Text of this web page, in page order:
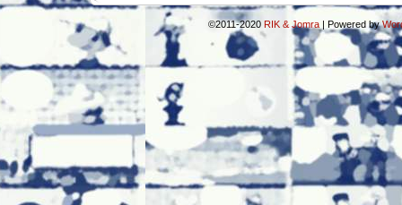
©2011-2020 RIK & Jomra | Powered by